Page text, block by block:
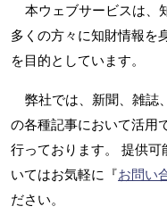
本ウェブサービスは、
多くの方々に知財情報を
を目的としています。
弊社では、新聞、雑誌
の各種記事において活用
行っております。 提供
いてはお気軽に『お問い
ださい。